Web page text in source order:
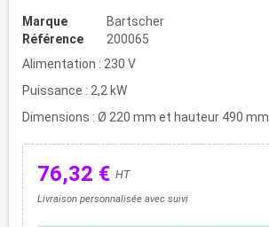
Marque
Bartscher
Référence
200065
Alimentation : 230 V
Puissance : 2,2 kW
Dimensions : Ø 220 mm et hauteur 490 mm
76,32 € HT
Livraison personnalisée avec suivi